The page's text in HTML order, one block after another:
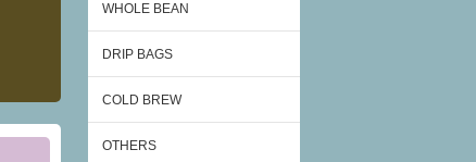
WHOLE BEAN
DRIP BAGS
COLD BREW
OTHERS